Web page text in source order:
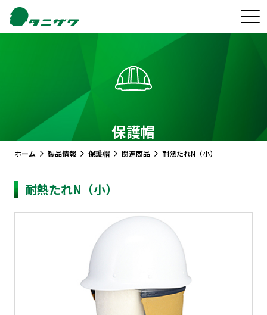
保護帽
ホーム 製品情報 保護帽 関連商品 耐熱たれN（小）
耐熱たれN（小）